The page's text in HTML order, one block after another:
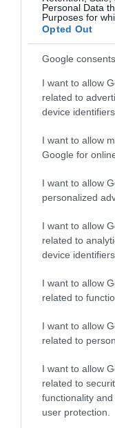
Personal Data
Purposes for
Opted Out
Google consents
I want to allow
related to
device
I want to allow
Google for
I want to allow
personalized
I want to allow
related to
device
I want to allow
related to
I want to allow
related to
I want to allow
related to
functionality
user protection.
Sok 10 kilométer
Ebben a melegben
hosszabb gyorsokat?
- Mindig a hosszabb
A Fehérvár ralin a
céltok ezen a
természetesen minél
a saját versenyünkre
Köszönjük
Figyelem! A cikkhez
network nézeteit
- azok az olvasók
Kérjük, kulturáltan,